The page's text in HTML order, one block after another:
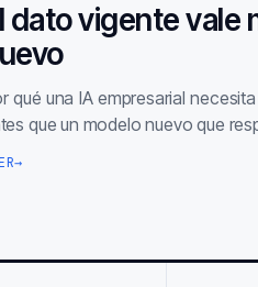
dato vigente vale
qué una IA empresarial
que un modelo nuevo que
→